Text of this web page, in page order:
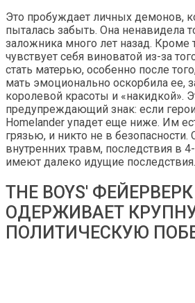
Это пробуждает личных демонов,
пыталась забыть. Она ненавидела
заложника много лет назад. Кроме
чувствует себя виноватой из-за
стать матерью, особенно после
мать эмоционально оскорбила ее,
королевой красоты и «накидкой».
предупреждающий знак: если
Homelander упадет еще ниже. Им
грязью, и никто не в
внутренних травм, последствия в
имеют далеко идущие последствия.
THE BOYS' ФЕЙЕРВЕРК
ОДЕРЖИВАЕТ
ПОЛИТИЧЕСКУЮ